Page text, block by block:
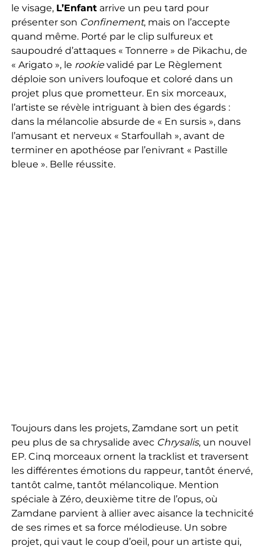
le visage, L’Enfantarrive un peu tard pour
présenter son Confinement, mais on l’accepte
quand même. Porté par le clip sulfureux et
saupoudré d’attaques « Tonnerre » de Pikachu, de
« Arigato », le rookievalidé par Le Règlement
déploie son univers loufoque et coloré dans un
projet plus que prometteur. En six morceaux,
l’artiste se révèle intriguant à bien des égards :
dans la mélancolie absurde de « En sursis », dans
l’amusant et nerveux « Starfoullah », avant de
terminer en apothéose par l’enivrant « Pastille
bleue ». Belle réussite.
Toujours dans les projets, Zamdane sort un petit
peu plus de sa chrysalide avec Chrysalis, un nouvel
EP. Cinq morceaux ornent la tracklist et traversent
les différentes émotions du rappeur, tantôt énervé,
tantôt calme, tantôt mélancolique. Mention
spéciale à Zéro, deuxième titre de l’opus, où
Zamdane parvient à allier avec aisance la technicité
de ses rimes et sa force mélodieuse. Un sobre
projet, qui vaut le coup d’oeil, pour un artiste qui,